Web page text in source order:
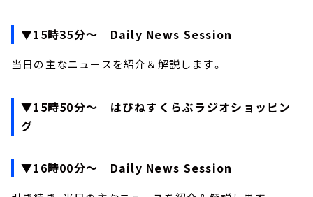
▼15時35分～ Daily News Session
当日の主なニュースを紹介＆解説します。
▼15時50分～ はぴねすくらぶラジオショッピン
グ
▼16時00分～ Daily News Session